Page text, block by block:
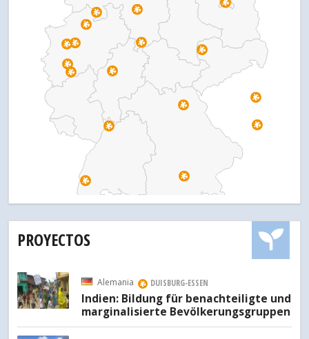
PROYECTOS
Alemania DUISBURG-ESSEN
Indien: Bildung für benachteiligte und
marginalisierte Bevölkerungsgruppen